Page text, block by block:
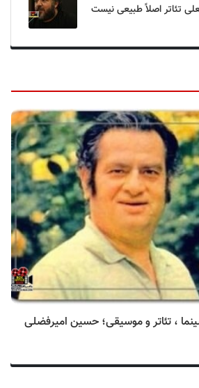
تئاتر اصلاً طبیعی نیست